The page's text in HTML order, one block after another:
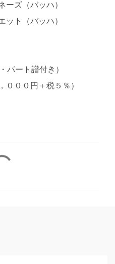
ーズ（バッハ）
ット（バッハ）
パート譜付き）
０００円＋税５％）